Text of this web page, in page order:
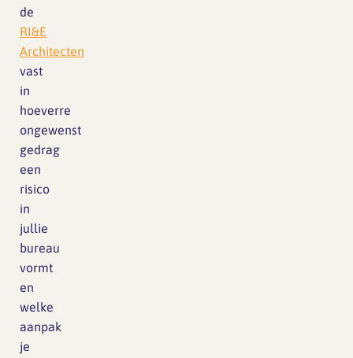
de
RI&E
Architecten
vast
in
hoeverre
ongewenst
gedrag
een
risico
in
jullie
bureau
vormt
en
welke
aanpak
je